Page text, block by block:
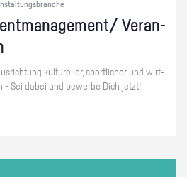
Ver­an­
kul­tu­rel­ler, sport­li­cher und wirt­
- Sei dabei und be­wer­be Dich jetzt!